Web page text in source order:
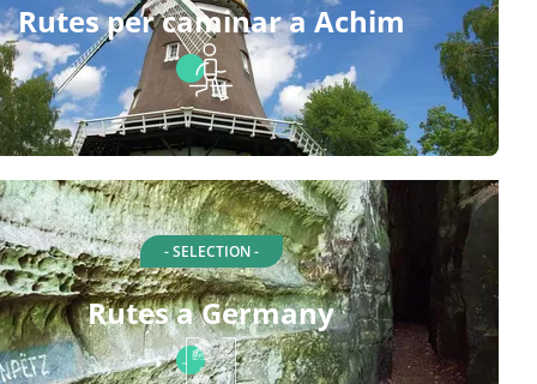
Rutes per caminar a Achim
- SELECTION -
Rutes a Germany